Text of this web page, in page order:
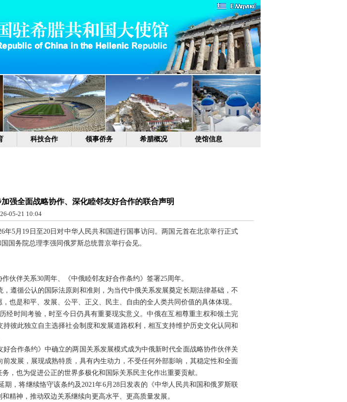
科技合作 领事侨务 希腊概况 使馆信息
强全面战略协作、深化睦邻友好合作的联合声明
05-21 10:04
5月19日至20日对中华人民共和国进行国事访问。两国元首在北京举行正式
国务院总理李强同俄罗斯总统普京举行会见。
伙伴关系30周年、《中俄睦邻友好合作条约》签署25周年。
遵循公认的国际法原则和准则，为当代中俄关系发展奠定长期法律基础，不
也是和平、发展、公平、正义、民主、自由的全人类共同价值的具体体现。
经时间考验，时至今日仍具有重要现实意义。中俄在互相尊重主权和领土完
彼此独立自主选择社会制度和发展道路权利，相互支持维护历史文化认同和
好合作条约》中确立的两国关系发展模式成为中俄新时代全面战略协作伙伴关
发展，展现成熟特质，具有内生动力，不受任何外部影响，其稳定性和全面
，也为促进公正的世界多极化和国际关系民主化作出重要贡献。
，将继续恪守该条约及2021年6月28日发表的《中华人民共和国和俄罗斯联
精神，推动双边关系继续向更高水平、更高质量发展。